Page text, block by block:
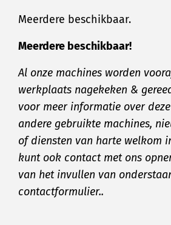
Meerdere beschikbaar.
Meerdere beschikbaar!
Al onze machines worden
werkplaats nagekeken &
voor meer informatie over
andere gebruikte machines,
of diensten van harte welkom
kunt ook contact met ons
van het invullen van
contactformulier..